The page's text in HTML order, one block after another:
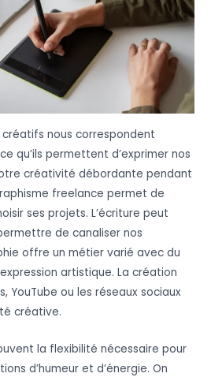
nous correspondent
qu’ils permettent d’exprimer nos
créativité débordante pendant
freelance permet de
ses projets. L’écriture peut
de canaliser nos
offre un métier varié avec du
artistique. La création
YouTube ou les réseaux sociaux
créative.
la flexibilité nécessaire pour
d’humeur et d’énergie. On